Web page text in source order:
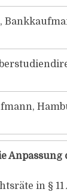
in §